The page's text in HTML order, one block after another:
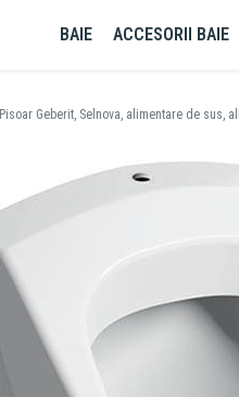
BAIE ACCESORII BAIE
Pisoar Geberit, Selnova, alimentare de sus,